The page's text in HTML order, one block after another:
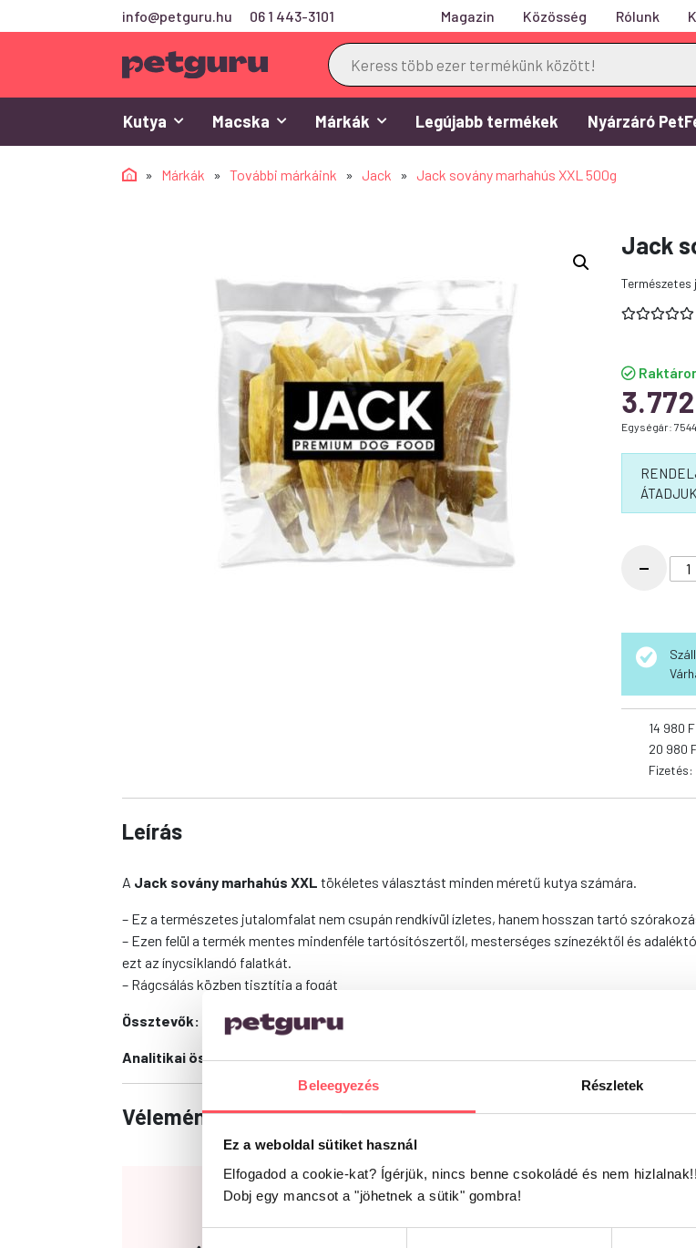
Beleegyezés Részletek
Ez a weboldal sütiket használ
Elfogadod a cookie-kat? Ígérjük, nincs benne csokoládé és nem hizlalnak!!
Dobj egy mancsot a "jöhetnek a sütik" gombra!
info@petguru.hu 06 1 443-3101 Magazin Közösség Rólunk
Products
search
Kutya Macska Márkák Legújabb termékek Nyárzáró
» Márkák » További márkáink » Jack » Jack sovány marhahús XXL 500g
Jack
3.772
Egységár:
-
14 980
20 980
Leírás
A Jack sovány marhahús XXLtökéletes választást minden méretű kutya számára.
– Ez a természetes jutalomfalat nem csupán rendkívül ízletes, hanem hosszan tartó
– Ezen felül a termék mentes mindenféle tartósítószertől, mesterséges színezéktől és
ezt az ínycsiklandó falatkát.
– Rágcsálás közben tisztítja a fogát
Össztevők: sovány marhahús
Analitikai összetevők:nedvesség 12%, nyersfehérje 69,84%, nyerszsír 24,48%, nyershamu
Vélemények
0